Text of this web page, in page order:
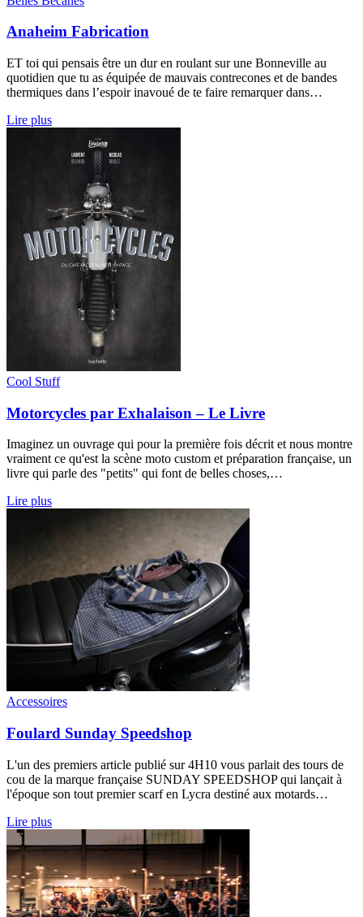
Anaheim Fabrication
ET toi qui pensais être un dur en roulant sur une Bonneville au
quotidien que tu as équipée de mauvais contrecones et de bandes
thermiques dans l’espoir inavoué de te faire remarquer dans…
Lire plus
Cool Stuff
Motorcycles par Exhalaison – Le Livre
Imaginez un ouvrage qui pour la première fois décrit et nous montre
vraiment ce qu'est la scène moto custom et préparation française, un
livre qui parle des "petits" qui font de belles choses,…
Lire plus
Accessoires
Foulard Sunday Speedshop
L'un des premiers article publié sur 4H10 vous parlait des tours de
cou de la marque française SUNDAY SPEEDSHOP qui lançait à
l'époque son tout premier scarf en Lycra destiné aux motards…
Lire plus